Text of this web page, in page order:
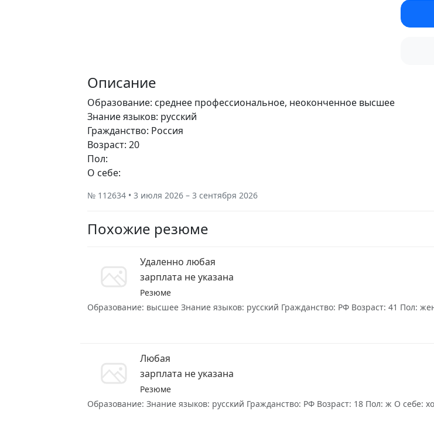
Описание
Образование: среднее профессиональное, неоконченное высшее
Знание языков: русский
Гражданство: Россия
Возраст: 20
Пол:
О себе:
№ 112634 • 3 июля 2026 – 3 сентября 2026
Похожие резюме
Удаленно любая
зарплата не указана
Резюме
Образование: высшее Знание языков: русский Гражданство: РФ Возраст: 41 Пол:
Любая
зарплата не указана
Резюме
Образование: Знание языков: русский Гражданство: РФ Возраст: 18 Пол: ж О себе: